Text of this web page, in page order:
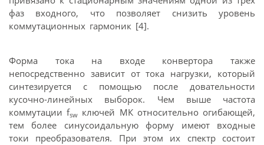
фаз входного, что позволяет снизить уровень
коммутационных гармоник [4].
Форма тока на входе конвертора также
непосредственно зависит от тока нагрузки, который
синтезируется с помощью после довательности
кусочно-линейных выборок. Чем выше частота
коммутации fsw ключей МК относительно огибающей,
тем более синусоидальную форму имеют входные
токи преобразователя. При этом их спектр состоит